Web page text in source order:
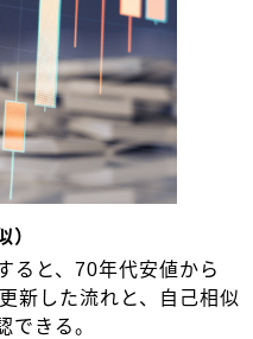
）
ると、70年代安値から
新した流れと、自己相似
できる。